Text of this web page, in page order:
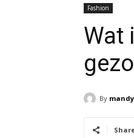
Fashion
Wat
By mandy